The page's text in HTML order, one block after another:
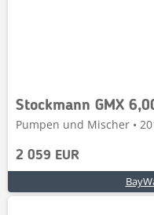
Stockmann GMX
Pumpen und Mischer •
2 059 EUR